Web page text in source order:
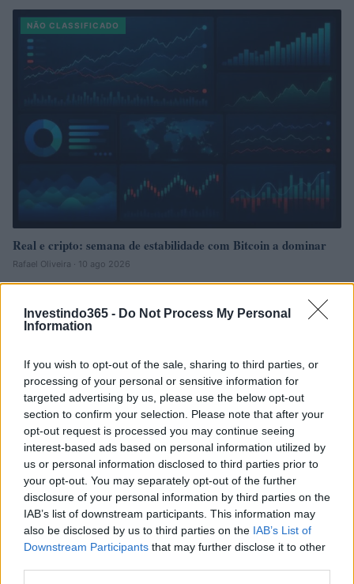
Investindo365 - Do Not Process My Personal
Information
If you wish to opt-out of the sale, sharing to third parties, or
processing of your personal or sensitive information for
targeted advertising by us, please use the below opt-out
section to confirm your selection. Please note that after your
opt-out request is processed you may continue seeing
interest-based ads based on personal information utilized by
us or personal information disclosed to third parties prior to
your opt-out. You may separately opt-out of the further
disclosure of your personal information by third parties on the
IAB’s list of downstream participants. This information may
also be disclosed by us to third parties on the IAB’s List of
Downstream Participants that may further disclose it to other
NÃO CLASSIFICADO
Real e cripto: semana de estabilidade com Bitcoin a dominar
Rafael Oliveira · 10 ago 2026
Plano de governo de Lula: soberania, investimentos e reforma
tributária
Rafael Oliveira · 9 ago 2026